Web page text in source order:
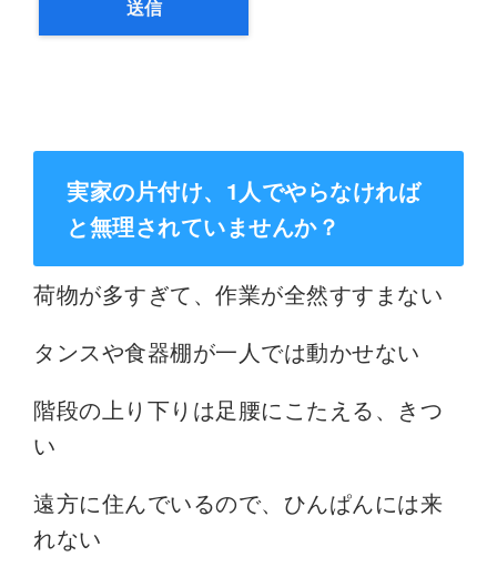
実家の片付け、1人でやらなければ
と無理されていませんか？
荷物が多すぎて、作業が全然すすまない
タンスや食器棚が一人では動かせない
階段の上り下りは足腰にこたえる、きつ
い
遠方に住んでいるので、ひんぱんには来
れない